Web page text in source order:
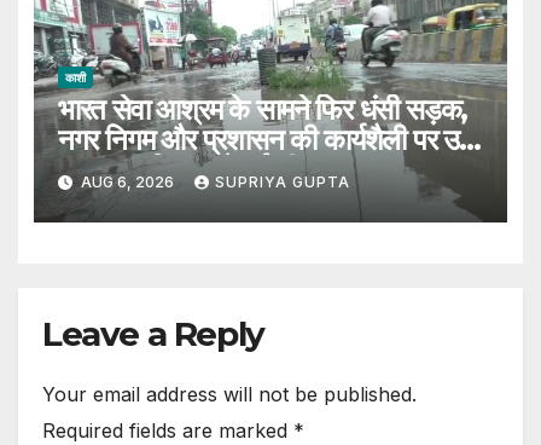
काशी
भारत सेवा आश्रम के सामने फिर धंसी सड़क,
नगर निगम और प्रशासन की कार्यशैली पर उठे
सवाल, 7 दिन पहले हुई थी मरम्मत
AUG 6, 2026 SUPRIYA GUPTA
Leave a Reply
Your email address will not be published.
Required fields are marked *